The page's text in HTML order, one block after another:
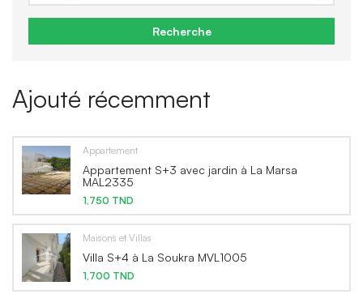
Recherche
Ajouté récemment
Appartement
Appartement S+3 avec jardin à La Marsa
MAL2335
1,750 TND
Maisons et Villas
Villa S+4 à La Soukra MVL1005
1,700 TND